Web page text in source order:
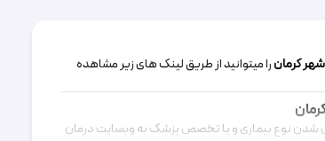
شهر کرمانرا میتوانید از طریق لینک های زیر مشاهده
نوع بیماری و یا تخصص پزشک به وبسایت درمان